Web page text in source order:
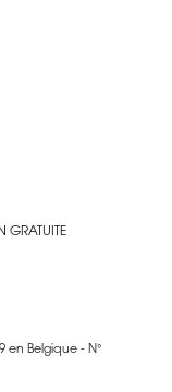
GRATUITE
en Belgique - N°